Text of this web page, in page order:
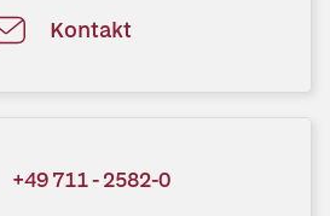
Kontakt
+49 711 - 2582-0